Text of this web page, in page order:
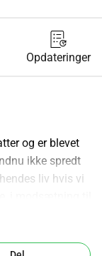
Opdateringer
og er blevet
ikke spredt
liv hvis vi
og må selv